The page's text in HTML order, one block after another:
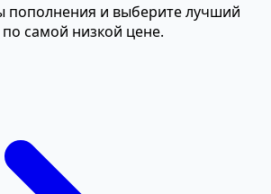
пополнения и выберите лучший
самой низкой цене.